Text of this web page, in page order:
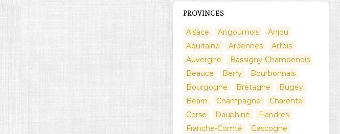
PROVINCES
Alsace Angoumois
Anjou
Aquitaine
Ardennes
Artois
Auvergne
Bassigny-Champenois
Beauce
Berry
Bourbonnais
Bourgogne
Bretagne
Bugey
Béarn
Champagne
Charente
Corse
Dauphiné
Flandres
Franche-Comté
Gascogne